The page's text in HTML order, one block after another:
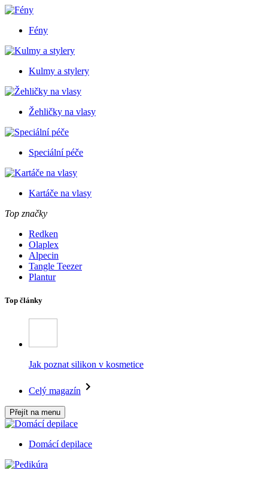
Fény
Kulmy a stylery
Žehličky na vlasy
Speciální péče
Kartáče na vlasy
Top značky
Redken
Olaplex
Alpecin
Tangle Teezer
Plantur
Top články
Jak poznat silikon v kosmetice
Celý magazín
Přejít na menu
Domácí depilace